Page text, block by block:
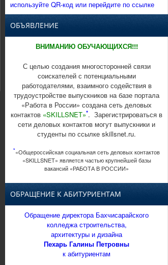
используйте QR-код или перейдите по ссылке
ОБЪЯВЛЕНИЕ
ВНИМАНИЮ ОБУЧАЮЩИХСЯ!!!
С целью создания многосторонней связи
соискателей с потенциальными
работодателями, взаимного содействия в
трудоустройстве выпускников на базе портала
«Работа в России» создана сеть деловых
контактов «SKILLSNET»*. Зарегистрироваться в
сети деловых контактов могут выпускники и
студенты по ссылке skillsnet.ru.
*«Общероссийская социальная сеть деловых контактов
«SKILLSNET» является частью крупнейшей базы
вакансий «РАБОТА В РОССИИ»
ОБРАЩЕНИЕ К АБИТУРИЕНТАМ
Обращение директора Бахчисарайского
колледжа строительства,
архитектуры и дизайна
Пехарь Галины Петровны
к абитуриентам